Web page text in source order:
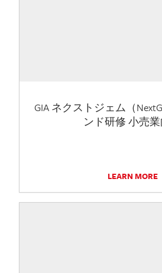
GIA ネクストジェム（
ンド研修 小売
LEARN MORE